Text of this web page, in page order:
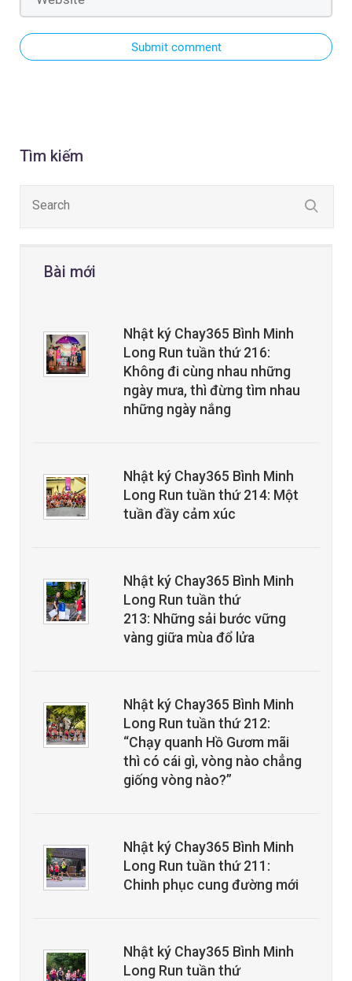
Tìm kiếm
Bài mới
Nhật ký Chay365 Bình Minh
Long Run tuần thứ 216:
Không đi cùng nhau những
ngày mưa, thì đừng tìm nhau
những ngày nắng
Nhật ký Chay365 Bình Minh
Long Run tuần thứ 214: Một
tuần đầy cảm xúc
Nhật ký Chay365 Bình Minh
Long Run tuần thứ
213: Những sải bước vững
vàng giữa mùa đổ lửa
Nhật ký Chay365 Bình Minh
Long Run tuần thứ 212:
“Chạy quanh Hồ Gươm mãi
thì có cái gì, vòng nào chẳng
giống vòng nào?”
Nhật ký Chay365 Bình Minh
Long Run tuần thứ 211:
Chinh phục cung đường mới
Nhật ký Chay365 Bình Minh
Long Run tuần thứ
Submit comment